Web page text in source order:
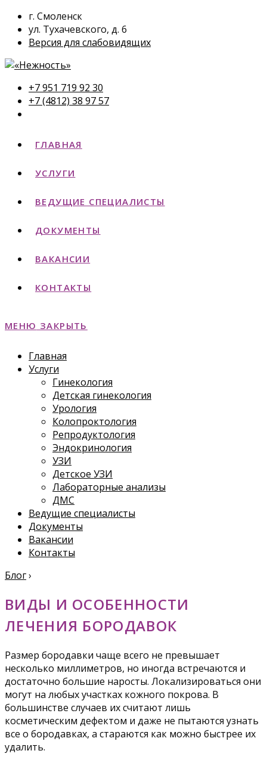
г. Смоленск
ул. Тухачевского, д. 6
Версия для слабовидящих
+7 951 719 92 30
+7 (4812) 38 97 57
ГЛАВНАЯ
УСЛУГИ
ВЕДУЩИЕ СПЕЦИАЛИСТЫ
ДОКУМЕНТЫ
ВАКАНСИИ
КОНТАКТЫ
МЕНЮ ЗАКРЫТЬ
Главная
Услуги
Гинекология
Детская гинекология
Урология
Колопроктология
Репродуктология
Эндокринология
УЗИ
Детское УЗИ
Лабораторные анализы
ДМС
Ведущие специалисты
Документы
Вакансии
Контакты
Блог›
ВИДЫ И ОСОБЕННОСТИ
ЛЕЧЕНИЯ БОРОДАВОК
Размер бородавки чаще всего не превышает
несколько миллиметров, но иногда встречаются и
достаточно большие наросты. Локализироваться они
могут на любых участках кожного покрова. В
большинстве случаев их считают лишь
косметическим дефектом и даже не пытаются узнать
все о бородавках, а стараются как можно быстрее их
удалить.